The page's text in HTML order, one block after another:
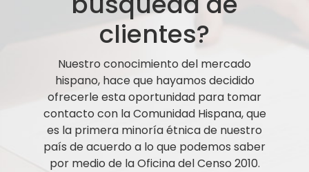
clientes?
Nuestro conocimiento del mercado
hispano, hace que hayamos decidido
ofrecerle esta oportunidad para tomar
contacto con la Comunidad Hispana, que
es la primera minoría étnica de nuestro
país de acuerdo a lo que podemos saber
por medio de la Oficina del Censo 2010.